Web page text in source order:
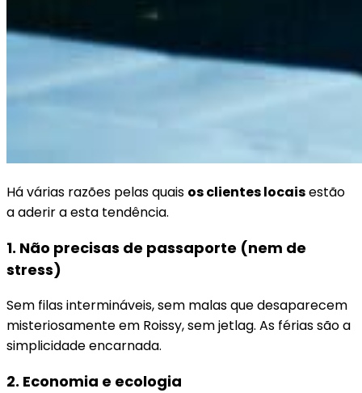
Há várias razões pelas quais os clientes locaisestão
a aderir a esta tendência.
1. Não precisas de passaporte (nem de
stress)
Sem filas intermináveis, sem malas que desaparecem
misteriosamente em Roissy, sem jetlag. As férias são a
simplicidade encarnada.
2. Economia e ecologia